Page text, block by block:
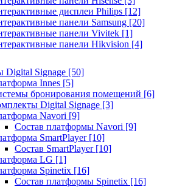
дисплеи Philips [12]
панели Samsung [20]
панели Vivitek [1]
панели Hikvision [4]
Digital Signage [50]
Innes [5]
бронирования помещений [6]
Digital Signage [3]
Navori [9]
Состав платформы Navori [9]
SmartPlayer [10]
Состав SmartPlayer [10]
LG [1]
Spinetix [16]
Состав платформы Spinetix [16]